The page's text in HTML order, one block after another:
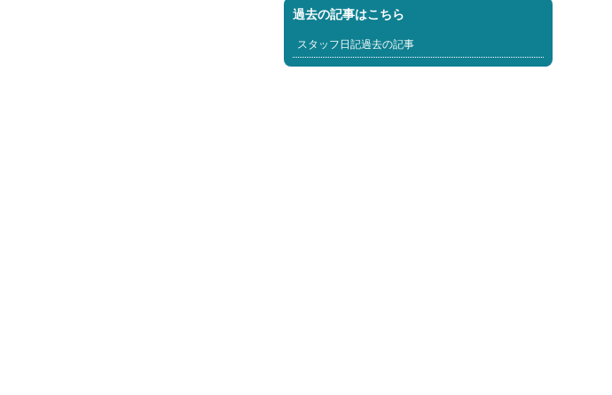
過去の記事はこちら
スタッフ日記過去の記事